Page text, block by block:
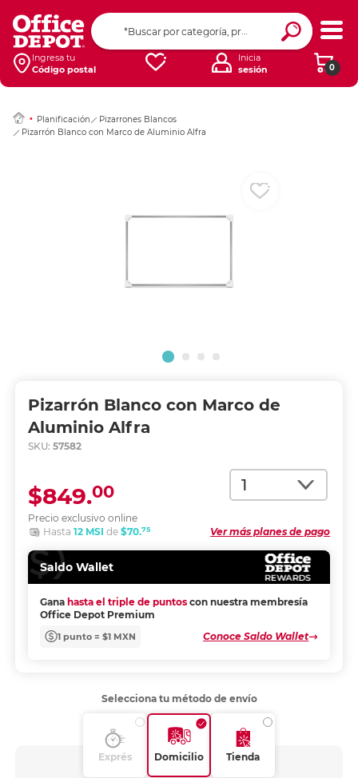
Ingresa tu
Código postal
0
Inicia
sesión
Planificación
Pizarrones Blancos
Pizarrón Blanco con Marco de Aluminio Alfra
Pizarrón Blanco con Marco de
Aluminio Alfra
SKU: 57582
Cantidad
Precio exclusivo online
$849.00
Ver más planes de pago
Hasta 12 MSI de $70.75
Saldo Wallet
Gana hasta el triple de puntos con nuestra membresía
Office Depot Premium
1 punto = $1 MXN Conoce Saldo Wallet
Ingresar Codigo
Selecciona tu método de envío
Exprés Domicilio Tienda